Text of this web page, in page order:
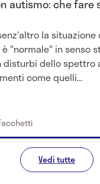
autismo: che fare
la situazione
"normale" in senso
disturbi dello spettro
come quelli...
Vedi tutte